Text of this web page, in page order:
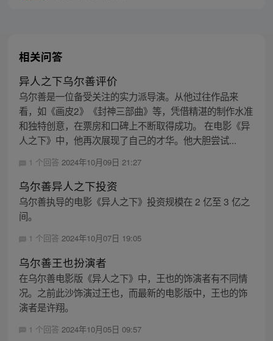
相关问答
异人之下乌尔善评价
乌尔善是一位备受关注的实力派导演。从他过往作品来
看，如《画皮2》《封神三部曲》等，凭借精湛的制作水准
和独特创意，在票房和口碑上不断取得成功。 在电影《异
人之下》中，他再次展现了自己的才华。他大胆尝试...
1 个回答 2024年10月09日 21:27
乌尔善异人之下投资
乌尔善执导的电影《异人之下》投资规模在 2 亿至 3 亿之
间。
1 个回答 2024年10月07日 19:05
乌尔善王也扮演者
在乌尔善电影版《异人之下》中，王也的饰演者有不同情
况。之前此沙饰演过王也，而最新的电影版中，王也的饰
演者是许翔。
1 个回答 2024年10月05日 09:57